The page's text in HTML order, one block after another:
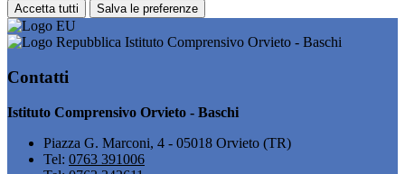
Accetta tutti Salva le preferenze
Istituto Comprensivo Orvieto - Baschi
Contatti
Istituto Comprensivo Orvieto - Baschi
Piazza G. Marconi, 4 - 05018 Orvieto (TR)
Tel: 0763 391006